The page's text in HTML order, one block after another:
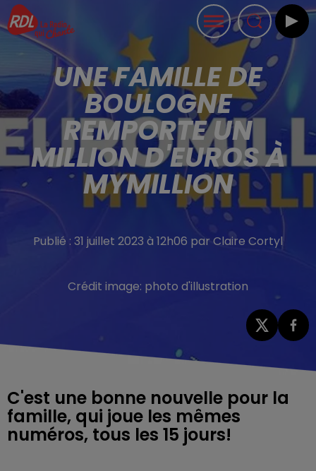
UNE FAMILLE DE
BOULOGNE
REMPORTE UN
MILLION D'EUROS À
MYMILLION
Publié : 31 juillet 2023 à 12h06 par Claire Cortyl
Crédit image: photo d'illustration
C'est une bonne nouvelle pour la
famille, qui joue les mêmes
numéros, tous les 15 jours!